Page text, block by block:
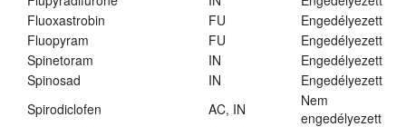
Fluoxastrobin
FU
Engedélyezett
Fluopyram
FU
Engedélyezett
Spinetoram
IN
Engedélyezett
Spinosad
IN
Engedélyezett
Spirodiclofen
AC, IN
Nem
engedélyezett